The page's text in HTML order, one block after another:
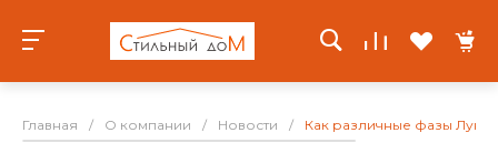
Главная / О компании / Новости / Как различные фазы Луны